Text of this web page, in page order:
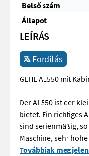
Belső szám
Állapot
LEÍRÁS
Fordítás
GEHL AL550 mit
Der AL550 ist der
bietet. Ein richtiges
sind serienmäßig,
Maschine, sehr hohe
GEHL AL550 mit
Továbbiak